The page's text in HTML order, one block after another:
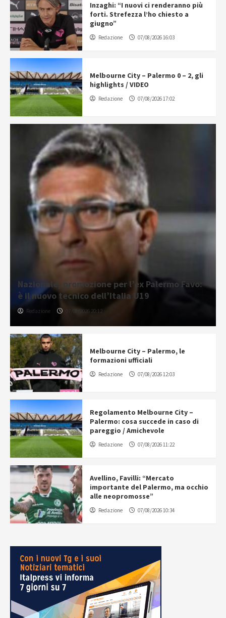
Inzaghi: “I nuovi ci renderanno più
forti. Strefezza l’ho chiesto a
giugno”
Redazione 07/08/2026 16:03
Melbourne City – Palermo 0 – 2, gli
highlights / VIDEO
Redazione 07/08/2026 17:02
Nazionale, promozione per l’ex Palermo Favo:
è il nuovo tecnico dell’Italia U19
Redazione 07/08/2026 20:12
Melbourne City – Palermo, le
formazioni ufficiali
Redazione 07/08/2026 12:03
Regolamento Melbourne City –
Palermo: cosa succede in caso di
pareggio / Amichevole
Redazione 07/08/2026 11:22
Avellino, Favilli: “Mercato
importante del Palermo, ma occhio
alle neopromosse”
Redazione 07/08/2026 10:34